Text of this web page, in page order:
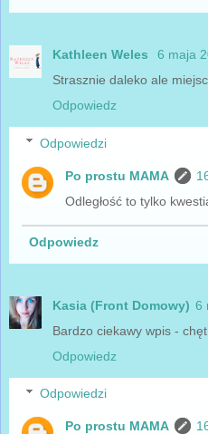
Kathleen Weles
6 maja
Strasznie daleko ale
Odpowiedz
Odpowiedzi
Po prostu MAMA
Odległość to tylko
Odpowiedz
Kasia (Front Domowy) 6
Bardzo ciekawy wpis -
Odpowiedz
Odpowiedzi
Po prostu MAMA